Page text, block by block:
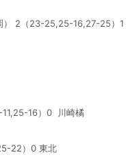
） 2（23-25,25-16,27-25）1
16）0 川崎橘
22）0 東北